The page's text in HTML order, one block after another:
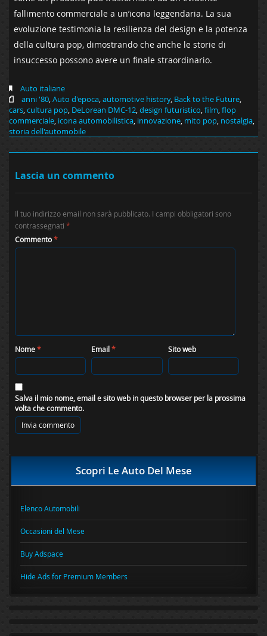
fallimento commerciale a un’icona leggendaria.‌ La sua
evoluzione testimonia la resilienza del ‍design e la potenza
della cultura pop, dimostrando⁢ che anche le storie di⁢
insuccesso possono avere un finale ⁢straordinario.
Auto italiane
anni '80,Auto d'epoca,automotive history, Back to the Future,
cars,cultura pop, DeLorean DMC-12,design futuristico,film,flop
commerciale, icona automobilistica, innovazione, mito pop, nostalgia,
storia dell'automobile
Lascia un commento
Il tuo indirizzo email non sarà pubblicato. I campi obbligatori sono
contrassegnati *
Commento*
Nome* Email* Sito web
Salva il mio nome, email e sito web in questo browser per la prossima
volta che commento.
Scopri Le Auto Del Mese
Elenco Automobili
Occasioni del Mese
Buy Adspace
Hide Ads for Premium Members